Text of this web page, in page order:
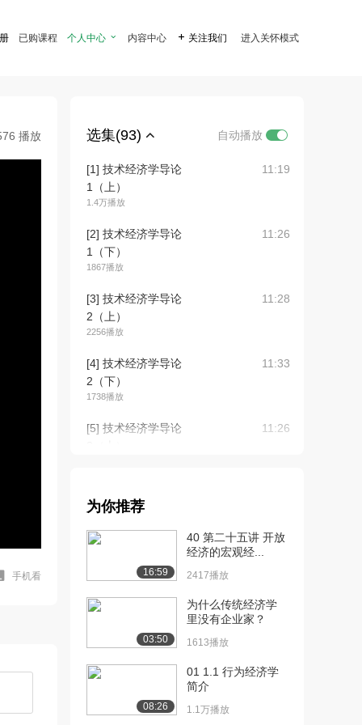
已购课程 个人中心  内容中心  关注我们 进入关怀模式
播放
手机看
选集(93) 自动播放
[1] 技术经济学导论
1（上）
1.4万播放
11:19
[2] 技术经济学导论
1（下）
1867播放
11:26
[3] 技术经济学导论
2（上）
2256播放
11:28
[4] 技术经济学导论
2（下）
1738播放
11:33
[5] 技术经济学导论
11:26
3（下）
09:20
09:18
为你推荐
16:59
40 第二十五讲 开放
经济的宏观经...
2417播放
03:50
为什么传统经济学
里没有企业家？
1613播放
08:26
01 1.1 行为经济学
简介
1.1万播放